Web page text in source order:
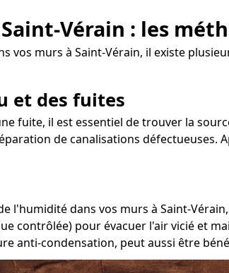
Vérain : les
vos murs à Saint-Vérain, il existe
et des fuites
fuite, il est essentiel de trouver la
de canalisations défectueuses.
l'humidité dans vos murs à Saint-
contrôlée) pour évacuer l'air vicié et
anti-condensation, peut aussi être